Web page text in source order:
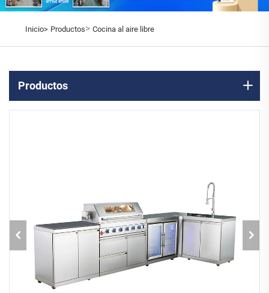
Inicio> Productos> Cocina al aire libre
Productos